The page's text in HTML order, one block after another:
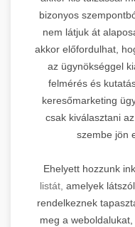
bizonyos
nem látjuk át
akkor előfordulhat,
az ügynökséggel
felmérés és
keresőmarketing
csak kiválasztani
szembe jön
Ehelyett hozzunk
listát, amelyek
rendelkeznek
meg a